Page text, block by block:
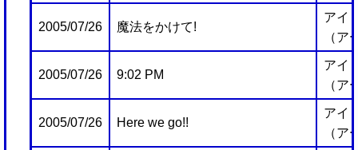
2005/07/26 魔法をかけて!
アイ
（ア
2005/07/26 9:02 PM
アイ
（ア
2005/07/26 Here we go!!
アイ
（ア